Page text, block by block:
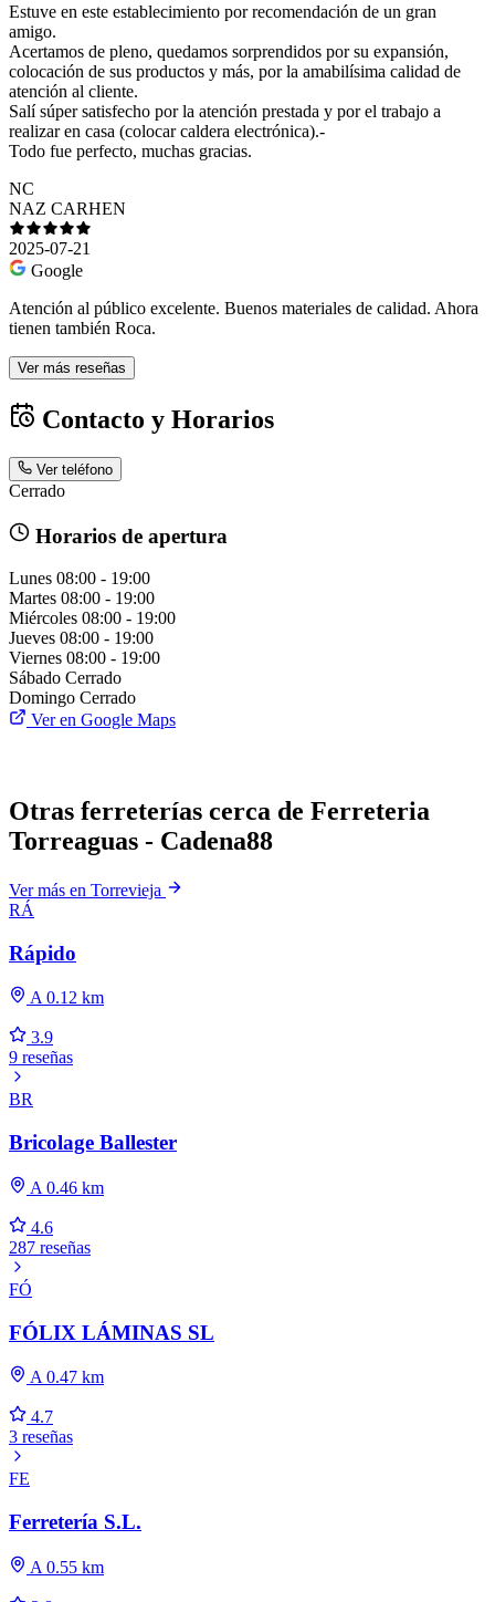
Estuve en este establecimiento por recomendación de un gran
amigo.
Acertamos de pleno, quedamos sorprendidos por su expansión,
colocación de sus productos y más, por la amabilísima calidad de
atención al cliente.
Salí súper satisfecho por la atención prestada y por el trabajo a
realizar en casa (colocar caldera electrónica).-
Todo fue perfecto, muchas gracias.
NC
NAZ CARHEN
2025-07-21
Google
Atención al público excelente. Buenos materiales de calidad. Ahora
tienen también Roca.
Ver más reseñas
Contacto y Horarios
Ver teléfono
Cerrado
Horarios de apertura
Lunes 08:00 - 19:00
Martes 08:00 - 19:00
Miércoles 08:00 - 19:00
Jueves 08:00 - 19:00
Viernes 08:00 - 19:00
Sábado Cerrado
Domingo Cerrado
Ver en Google Maps
Otras ferreterías cerca de Ferreteria
Torreaguas - Cadena88
Ver más en Torrevieja
RÁ
Rápido
A 0.12 km
3.9
9 reseñas
BR
Bricolage Ballester
A 0.46 km
4.6
287 reseñas
FÓ
FÓLIX LÁMINAS SL
A 0.47 km
4.7
3 reseñas
FE
Ferretería S.L.
A 0.55 km